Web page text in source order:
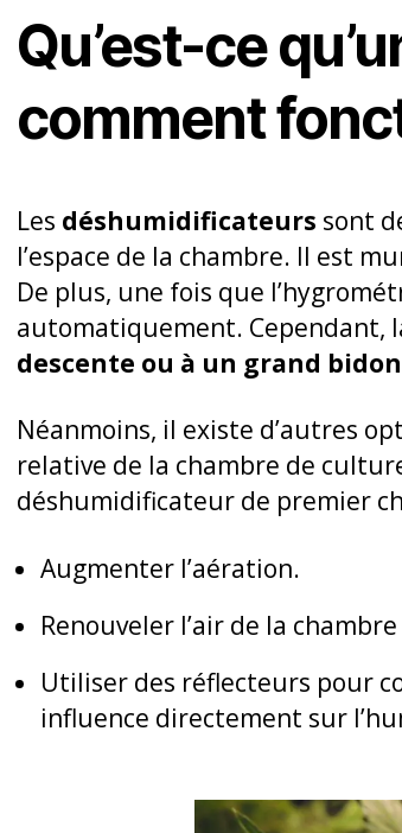
Qu’est-ce
comment
Les déshumidificateurs sont
l’espace de la chambre. Il est
De plus, une fois que
automatiquement. Cependant,
descente ou à un grand bidon
Néanmoins, il existe d’autres
relative de la chambre de
déshumidificateur de premier
Augmenter l’aération.
Renouveler l’air de la
Utiliser des réflecteurs pour
influence directement sur